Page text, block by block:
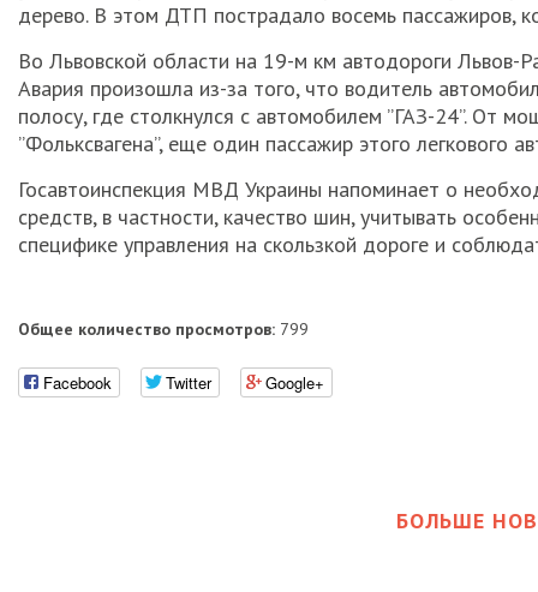
дерево. В этом ДТП пострадало восемь пассажиров,
Во Львовской области на 19-м км автодороги Львов-
Авария произошла из-за того, что водитель
полосу, где столкнулся с автомобилем ”ГАЗ-24”. От
”Фольксвагена”, еще один пассажир этого легкового
Госавтоинспекция МВД Украины напоминает о
средств, в частности, качество шин, учитывать
специфике управления на скользкой дороге и
Общее количество просмотров: 799
Facebook Twitter Google+
БОЛЬШЕ